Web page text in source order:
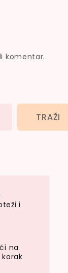
komentar.
TRAŽI
i
na